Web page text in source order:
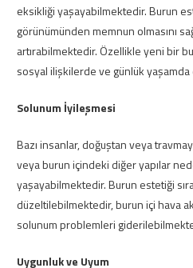
eksikliği yaşayabilmektedir. Burun
görünümünden memnun olmasını
artırabilmektedir. Özellikle yeni bir
sosyal ilişkilerde ve günlük
Solunum İyileşmesi
Bazı insanlar, doğuştan veya
veya burun içindeki diğer yapılar
yaşayabilmektedir. Burun estetiği
düzeltilebilmektedir, burun içi hava
solunum problemleri
Uygunluk ve Uyum